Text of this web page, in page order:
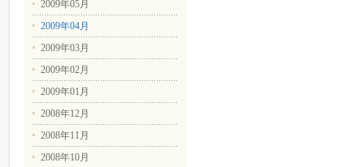
2009年05月
2009年04月
2009年03月
2009年02月
2009年01月
2008年12月
2008年11月
2008年10月